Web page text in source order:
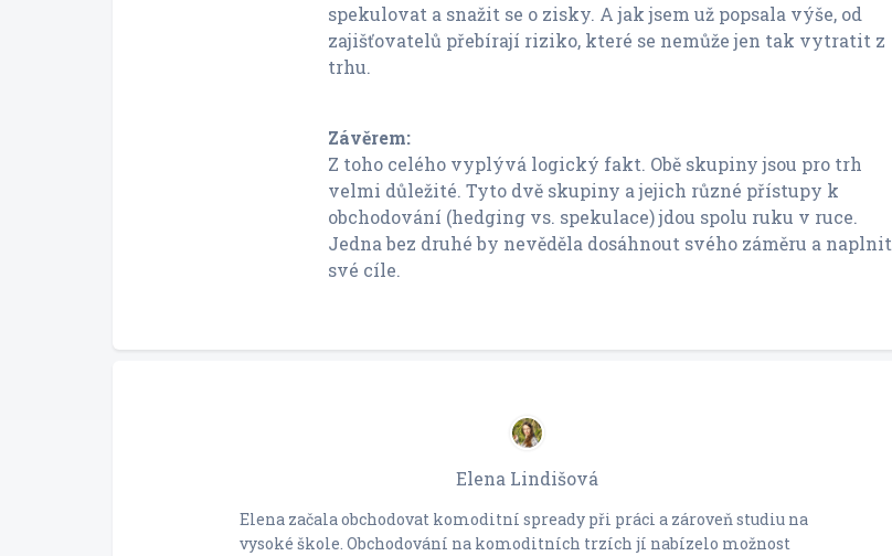
spekulovat a snažit se o zisky. A jak jsem už popsala výše, od
zajišťovatelů přebírají riziko, které se nemůže jen tak vytratit z
trhu.
Závěrem:
Z toho celého vyplývá logický fakt. Obě skupiny jsou pro trh
velmi důležité. Tyto dvě skupiny a jejich různé přístupy k
obchodování (hedging vs. spekulace) jdou spolu ruku v ruce.
Jedna bez druhé by nevěděla dosáhnout svého záměru a naplnit
své cíle.
Elena Lindišová
Elena začala obchodovat komoditní spready při práci a zároveň studiu na
vysoké škole. Obchodování na komoditních trzích jí nabízelo možnost